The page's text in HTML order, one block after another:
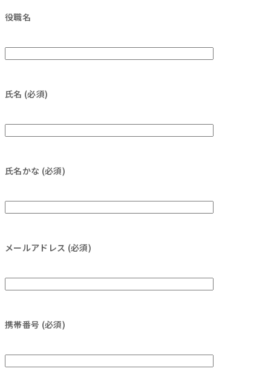
役職名
氏名 (必須)
氏名かな (必須)
メールアドレス (必須)
携帯番号 (必須)